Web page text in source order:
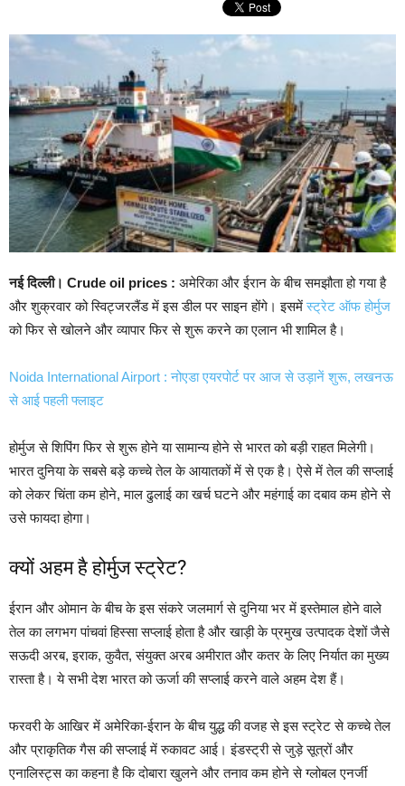
नई दिल्ली। Crude oil prices : अमेरिका और ईरान के बीच समझौता हो गया है
और शुक्रवार को स्विट्जरलैंड में इस डील पर साइन होंगे। इसमेंस्ट्रेट ऑफ होर्मुज
को फिर से खोलने और व्यापार फिर से शुरू करने का एलान भी शामिल है।
Noida International Airport : नोएडा एयरपोर्ट पर आज से उड़ानें शुरू, लखनऊ
से आई पहली फ्लाइट
होर्मुज से शिपिंग फिर से शुरू होने या सामान्य होने से भारत को बड़ी राहत मिलेगी।
भारत दुनिया के सबसे बड़े कच्चे तेल के आयातकों में से एक है। ऐसे में तेल की सप्लाई
को लेकर चिंता कम होने, माल ढुलाई का खर्च घटने और महंगाई का दबाव कम होने से
उसे फायदा होगा।
क्यों अहम है होर्मुज स्ट्रेट?
ईरान और ओमान के बीच के इस संकरे जलमार्ग से दुनिया भर में इस्तेमाल होने वाले
तेल का लगभग पांचवां हिस्सा सप्लाई होता है और खाड़ी के प्रमुख उत्पादक देशों जैसे
सऊदी अरब, इराक, कुवैत, संयुक्त अरब अमीरात और कतर के लिए निर्यात का मुख्य
रास्ता है। ये सभी देश भारत को ऊर्जा की सप्लाई करने वाले अहम देश हैं।
फरवरी के आखिर में अमेरिका-ईरान के बीच युद्ध की वजह से इस स्ट्रेट से कच्चे तेल
और प्राकृतिक गैस की सप्लाई में रुकावट आई। इंडस्ट्री से जुड़े सूत्रों और
एनालिस्ट्स का कहना है कि दोबारा खुलने और तनाव कम होने से ग्लोबल एनर्जी